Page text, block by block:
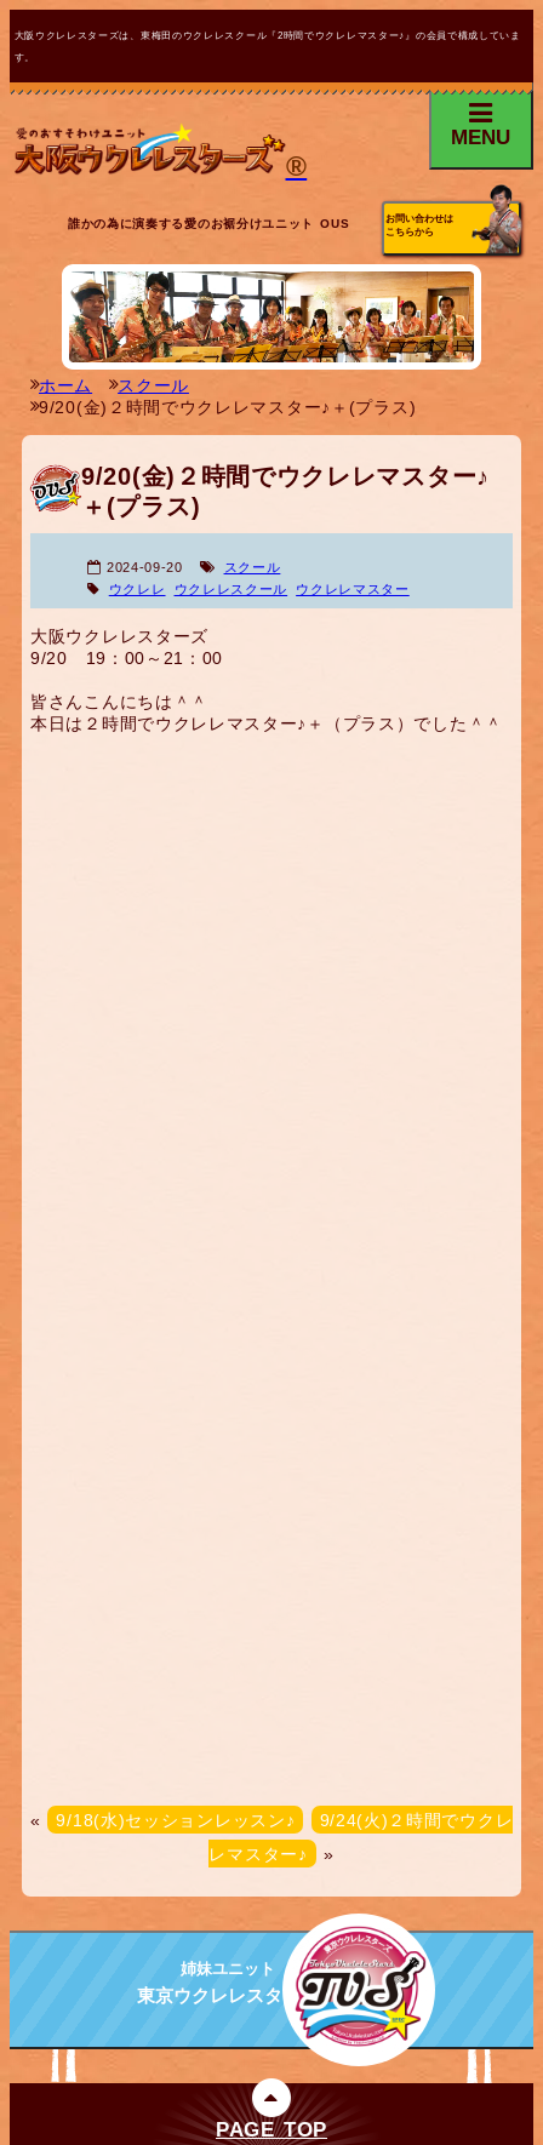
大阪ウクレレスターズは、東梅田のウクレレスクール『2時間でウクレレマスター♪』の会員で構成していま
す。
®
MENU
誰かの為に演奏する愛のお裾分けユニット OUS
お問い合わせは
こちらから
ホーム
スクール
9/20(金)２時間でウクレレマスター♪＋(プラス)
9/20(金)２時間でウクレレマスター♪
＋(プラス)
2024-09-20
スクール
ウクレレ
ウクレレスクール ウクレレマスター
大阪ウクレレスターズ
9/20 19：00～21：00
皆さんこんにちは＾＾
本日は２時間でウクレレマスター♪＋（プラス）でした＾＾
« 9/18(水)セッションレッスン♪
9/24(火)２時間でウクレ
レマスター♪ »
姉妹ユニット
東京ウクレレスターズ
PAGE TOP